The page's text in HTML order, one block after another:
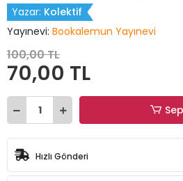
Yazar: Kolektif
Yayınevi: Bookalemun Yayınevi
100,00 TL
70,00 TL
Hızlı Gönderi